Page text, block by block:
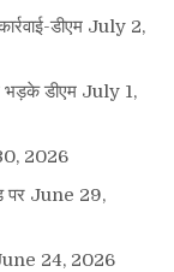
डीएम July 2,
भड़के डीएम July 1,
2026
पर June 29,
24, 2026